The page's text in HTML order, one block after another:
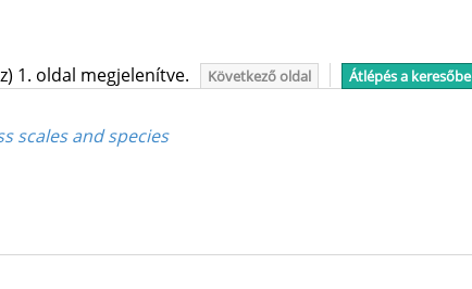
1. oldal megjelenítve. Következő oldal Átlépés a keresőbe
scales and species